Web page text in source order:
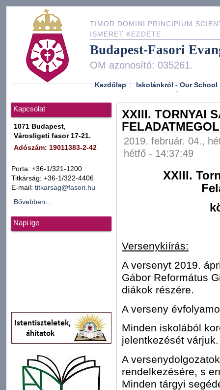
TIMOR DOMINI PRINCIPIUM
ISMERET KEZDETE
Budapest-Fasori
OM azonosító: 035261.
Kezdőlap Iskolánkról - Our School
Kapcsolat
1071 Budapest,
Városligeti fasor 17-21.
Adószám: 19011383-2-42
Porta: +36-1/321-1200
Titkárság: +36-1/322-4406
E-mail: titkarsag@fasori.hu
Bővebben...
Napi ige
XXIII. TORNYAI
2019. február. 04.,
hétfő - 14:37:49
XXIII.
Versenykiírás:
A versenyt 2019.
Gábor Református
diákok részére.
A verseny
Minden iskolából
jelentkezését várjuk.
A
rendelkezésére, s
Minden tárgyi